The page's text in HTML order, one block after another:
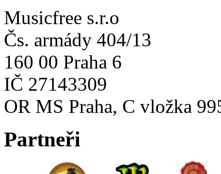
Musicfree s.r.o
Čs. armády 404/13
160 00 Praha 6
IČ 27143309
OR MS Praha, C vložka
Partneři